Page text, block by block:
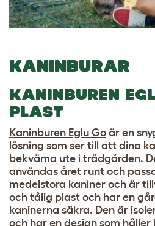
KANINBURAR
KANINBUREN
PLAST
Kaninburen Eglu Go är en
lösning som ser till att dina
bekväma ute i trädgården.
användas året runt och
medelstora kaniner och är
och tålig plast och har en
kaninerna säkra. Den är
och har en design som